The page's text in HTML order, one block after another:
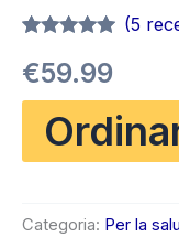
su 5 su
base di
recensioni
(5
€59.99
Categoria: Per la